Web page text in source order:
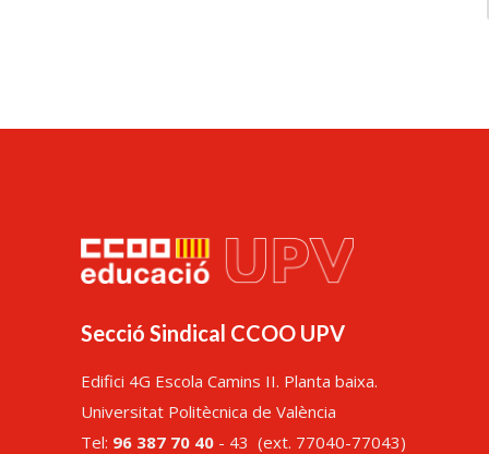
Secció Sindical CCOO UPV
Edifici 4G Escola Camins II. Planta baixa.
Universitat Politècnica de València
Tel: 96 387 70 40 - 43 (ext. 77040-77043)